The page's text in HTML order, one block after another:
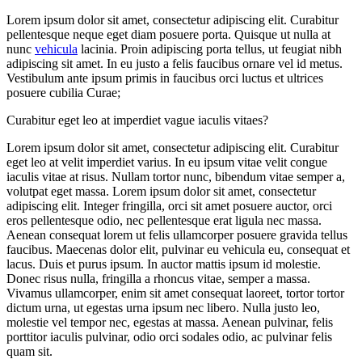
Lorem ipsum dolor sit amet, consectetur adipiscing elit. Curabitur
pellentesque neque eget diam posuere porta. Quisque ut nulla at
nunc vehicula lacinia. Proin adipiscing porta tellus, ut feugiat nibh
adipiscing sit amet. In eu justo a felis faucibus ornare vel id metus.
Vestibulum ante ipsum primis in faucibus orci luctus et ultrices
posuere cubilia Curae;
Curabitur eget leo at imperdiet vague iaculis vitaes?
Lorem ipsum dolor sit amet, consectetur adipiscing elit. Curabitur
eget leo at velit imperdiet varius. In eu ipsum vitae velit congue
iaculis vitae at risus. Nullam tortor nunc, bibendum vitae semper a,
volutpat eget massa. Lorem ipsum dolor sit amet, consectetur
adipiscing elit. Integer fringilla, orci sit amet posuere auctor, orci
eros pellentesque odio, nec pellentesque erat ligula nec massa.
Aenean consequat lorem ut felis ullamcorper posuere gravida tellus
faucibus. Maecenas dolor elit, pulvinar eu vehicula eu, consequat et
lacus. Duis et purus ipsum. In auctor mattis ipsum id molestie.
Donec risus nulla, fringilla a rhoncus vitae, semper a massa.
Vivamus ullamcorper, enim sit amet consequat laoreet, tortor tortor
dictum urna, ut egestas urna ipsum nec libero. Nulla justo leo,
molestie vel tempor nec, egestas at massa. Aenean pulvinar, felis
porttitor iaculis pulvinar, odio orci sodales odio, ac pulvinar felis
quam sit.